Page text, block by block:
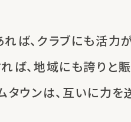
ば、 クラブにも活力
ば、 地域にも誇りと
タウンは、 互いに力を